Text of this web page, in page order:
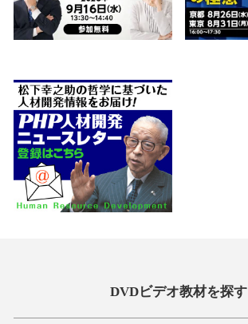
DVDビデオ教材を探す